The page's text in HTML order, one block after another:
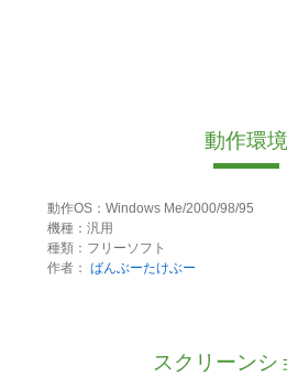
動作環境
動作OS：Windows Me/2000/98/95
機種：汎用
種類：フリーソフト
作者： ばんぶーたけぶー
スクリーンシ